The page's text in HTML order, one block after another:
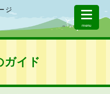
ジ
menu
ガイド